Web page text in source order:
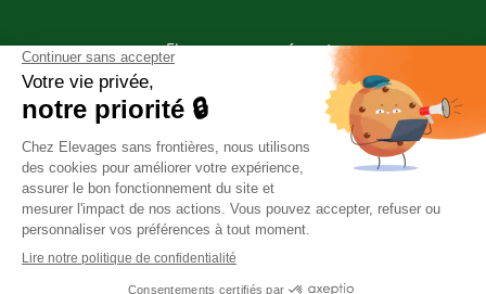
Elevages sans frontières est une
association Don en Confiance
depuis 2009. Don en Confiance est
un organisme indépendant qui
contrôle la bonne utilisation des
dons.
Association habilitée à recevoir des legs, donations et
assurances-vie.